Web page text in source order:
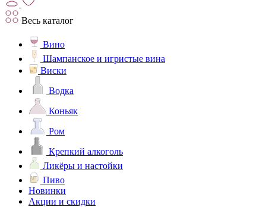
Весь каталог
Вино
Шампанское и игристые вина
Виски
Водка
Коньяк
Ром
Крепкий алкоголь
Ликёры и настойки
Пиво
Новинки
Акции и скидки